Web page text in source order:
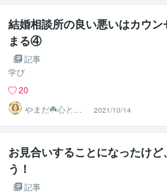
結婚相談所の良い悪いはカウン
まる④
記事
学び
20
やまだ☘️心と頭
がスッキリ整う
サロン
2021/10/14
お見合いすることになったけど
う！
記事